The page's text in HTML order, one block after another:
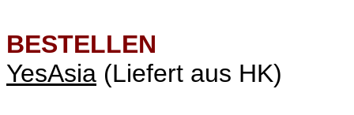
BESTELLEN
YesAsia (Liefert aus HK)